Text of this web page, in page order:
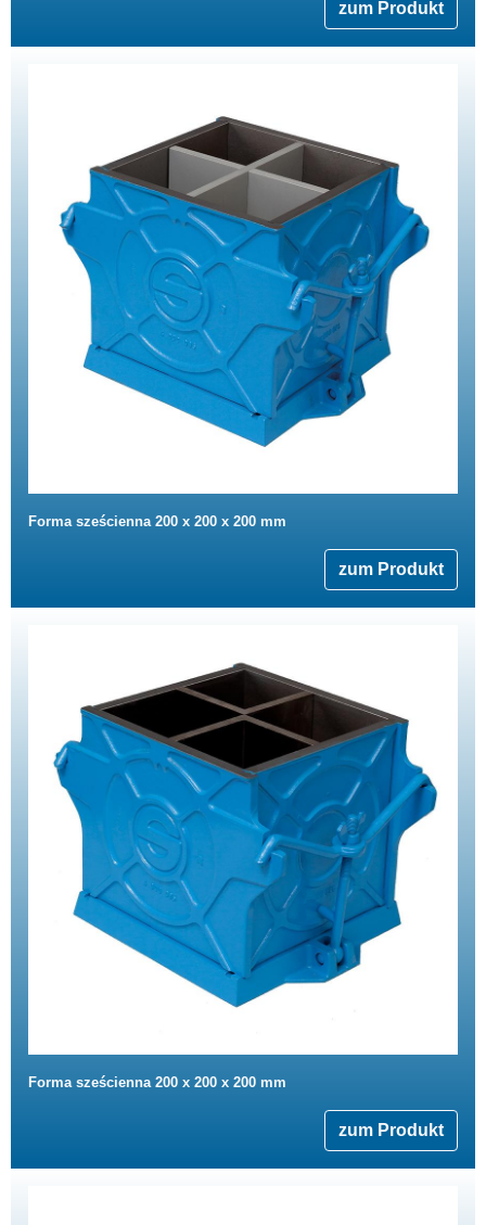
zum Produkt
Forma sześcienna 200 x 200 x 200 mm
zum Produkt
Forma sześcienna 200 x 200 x 200 mm
zum Produkt